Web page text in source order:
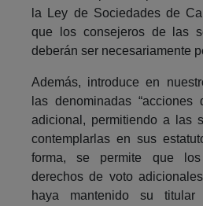
la Ley de Sociedades de
que los consejeros de las
deberán ser necesariamente
Además, introduce en
las denominadas
adicional, permitiendo a las
contemplarlas en sus
forma, se permite que los
derechos de voto
haya mantenido su titular